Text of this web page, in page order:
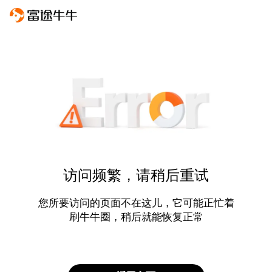
访问频繁，请稍后重试
您所要访问的页面不在这儿，它可能正忙着
刷牛牛圈，稍后就能恢复正常